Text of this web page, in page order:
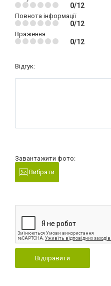
0/12
Повнота інформації
0/12
Враження
0/12
Відгук:
Завантажити фото:
Вибрати
Відправити